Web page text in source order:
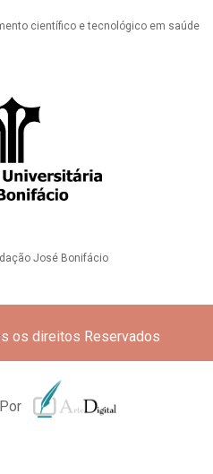
científico e tecnológico em saúde
José Bonifácio
os direitos Reservados